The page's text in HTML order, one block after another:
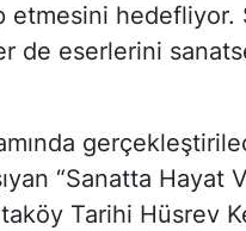
hedefliyor.
de eserlerini
“Sanatta Hayat
Tarihi Hüsrev